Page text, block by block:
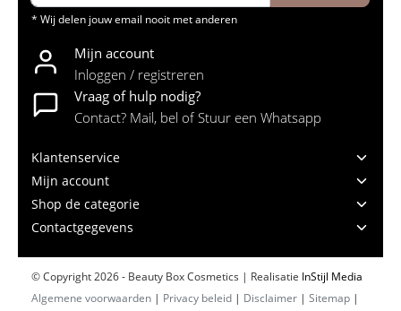
* Wij delen jouw email nooit met anderen
Mijn account
Inloggen / registreren
Vraag of hulp nodig?
Contact? Mail, bel of Stuur een Whatsapp
Klantenservice
Mijn account
Shop de categorie
Contactgegevens
© Copyright 2026 - Beauty Box Cosmetics | Realisatie InStijl Media
Algemene voorwaarden | Privacy beleid | Disclaimer | Sitemap |